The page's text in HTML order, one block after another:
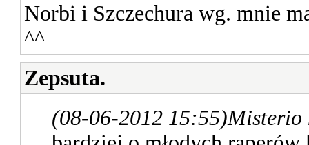
Norbi i Szczechura wg. mnie
^^
Zepsuta.
(08-06-2012 15:55)Misterio